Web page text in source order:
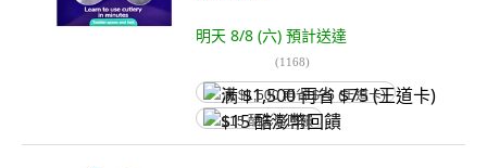
明天 8/8 (六) 預計送達
(1168)
满 $1,500 再省 $75 (王道卡)
$15 酷澎幣回饋